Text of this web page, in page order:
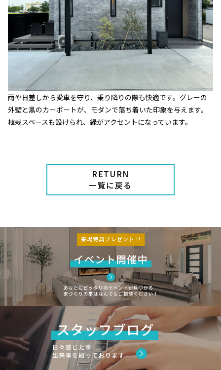
雨や日差しから愛車を守り、乗り降りの際も快適です。グレーの
外壁と黒のカーポートが、モダンで落ち着いた印象を与えます。
植栽スペースも設けられ、緑がアクセントになっています。
RETURN
一覧に戻る